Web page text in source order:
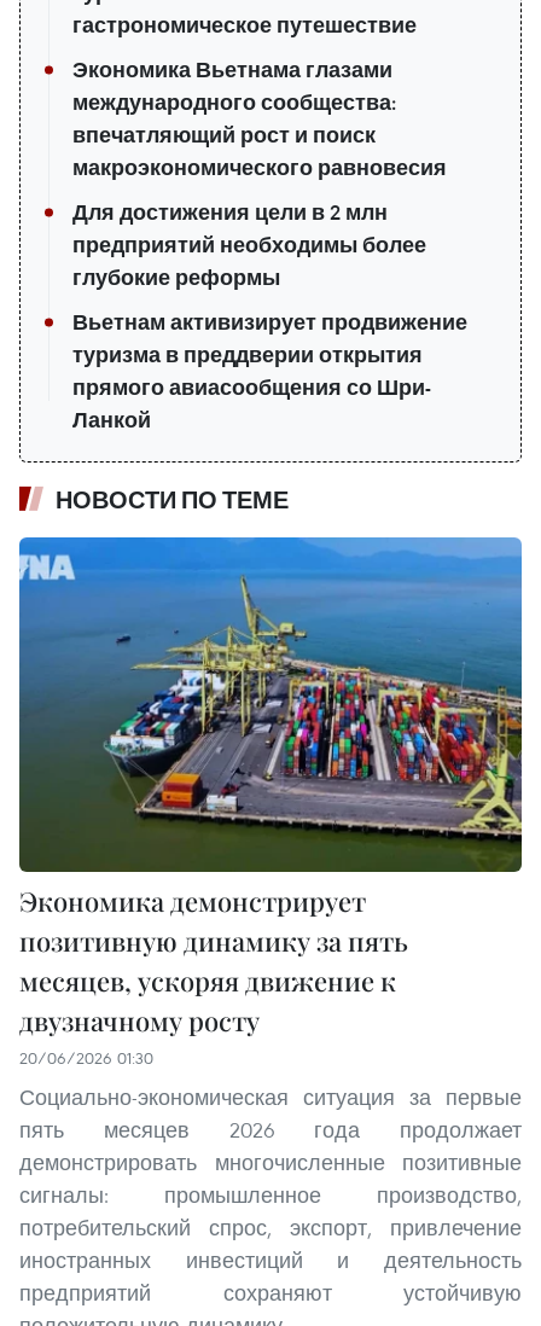
гастрономическое путешествие
Экономика Вьетнама глазами
международного сообщества:
впечатляющий рост и поиск
макроэкономического равновесия
Для достижения цели в 2 млн
предприятий необходимы более
глубокие реформы
Вьетнам активизирует продвижение
туризма в преддверии открытия
прямого авиасообщения со Шри-
Ланкой
НОВОСТИ ПО ТЕМЕ
Экономика демонстрирует
позитивную динамику за пять
месяцев, ускоряя движение к
двузначному росту
20/06/2026 01:30
Социально-экономическая ситуация за первые
пять месяцев 2026 года продолжает
демонстрировать многочисленные позитивные
сигналы: промышленное производство,
потребительский спрос, экспорт, привлечение
иностранных инвестиций и деятельность
предприятий сохраняют устойчивую